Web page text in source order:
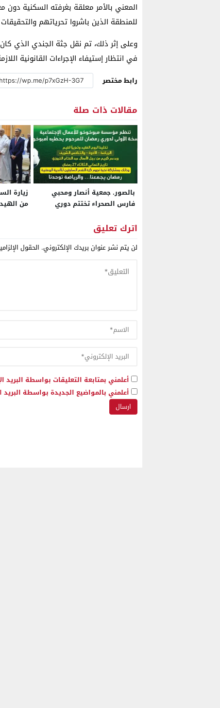
المعني بالأمر معلقة بغرفته السكنية دون
للمنطقة الذين باشروا تحرياتهم
وعلى إثر ذلك، تم نقل جثة الجندي الذي
في انتظار إستيفاء الإجراءات القانونية
رابط مختصر
مقالات ذات صلة
بالصور. جمعية أنصار ومحبي
فارس الصحراء تختتم دوري
زيارة
من
اترك تعليق
لن يتم نشر عنوان بريدك الإلكتروني. الحقول
أعلمني بمتابعة التعليقات بواسطة البريد
أعلمني بالمواضيع الجديدة بواسطة البريد